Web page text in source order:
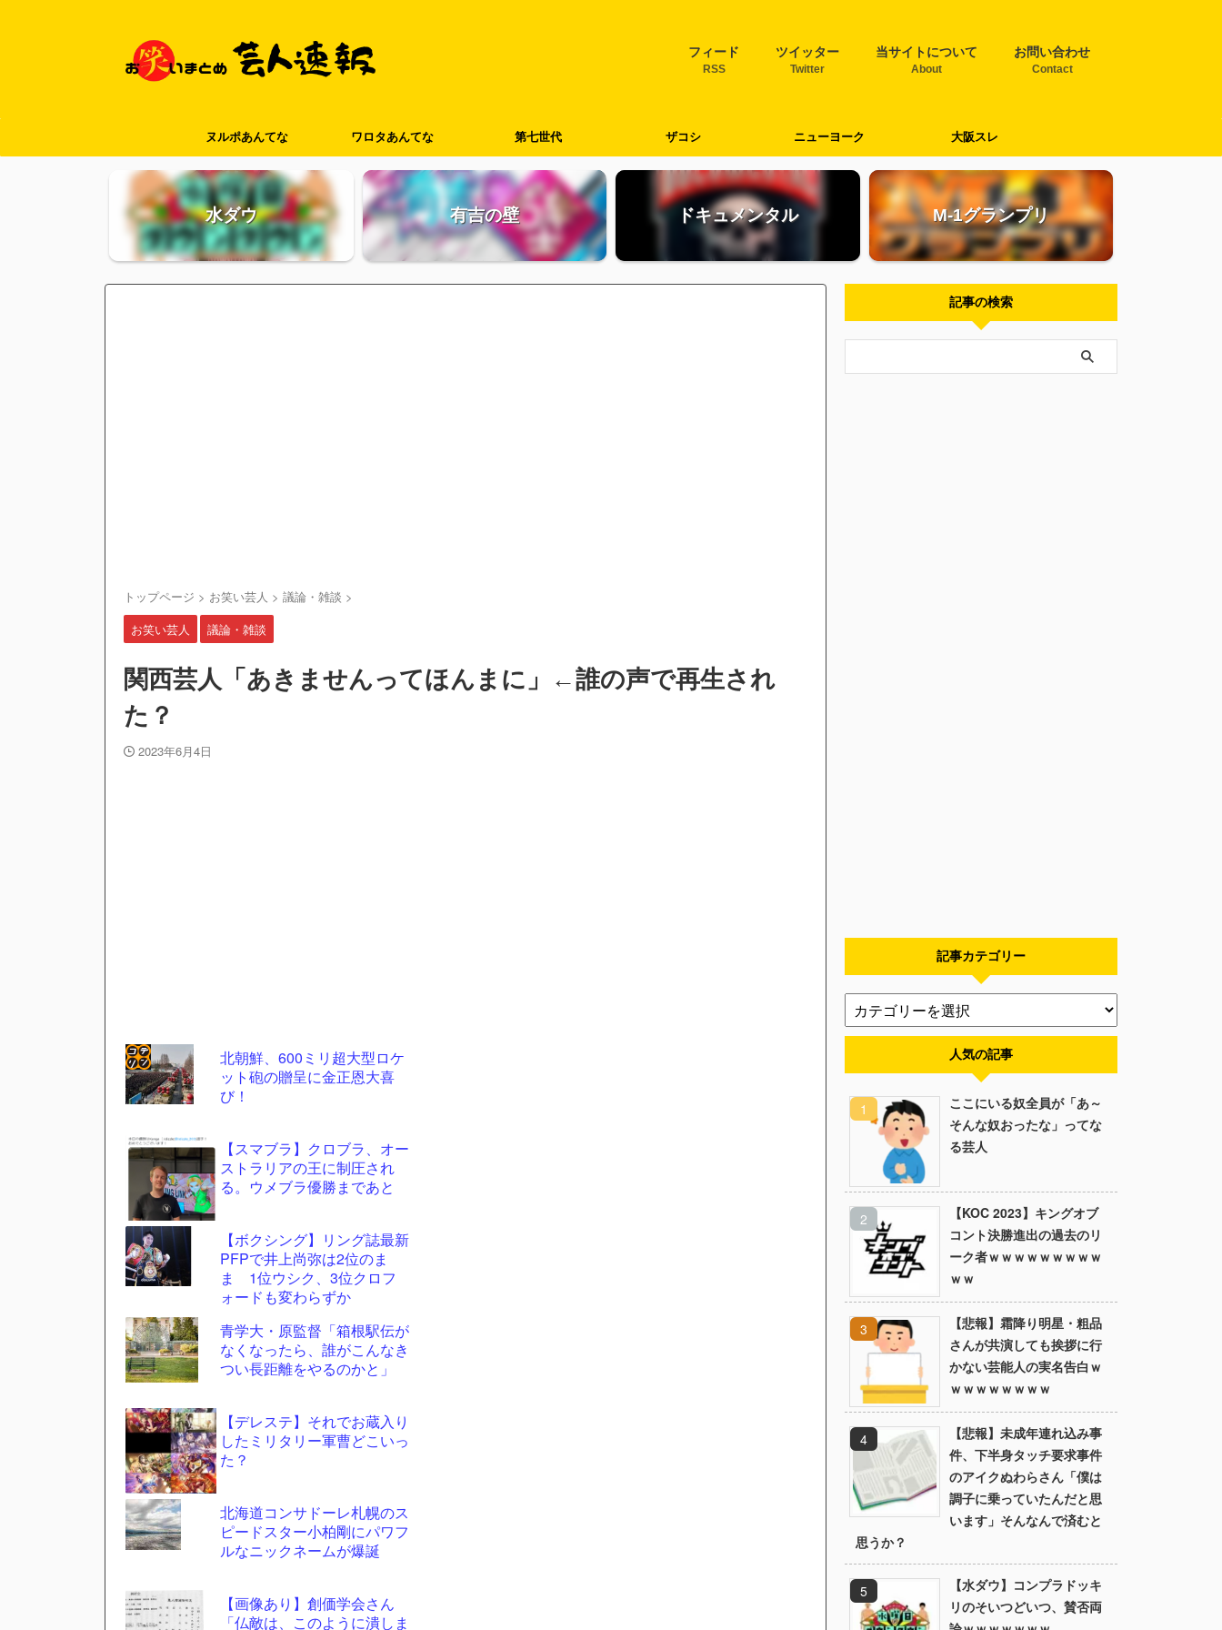
フィード
RSS
ツイッター
Twitter
当サイトについて
About
お問い合わせ
Contact
ヌルポあんてな ワロタあんてな 第七世代 ザコシ ニューヨーク 大阪スレ
水ダウ 有吉の壁 ドキュメンタル M-1グランプリ
トップページ > お笑い芸人 > 議論・雑談 >
お笑い芸人
議論・雑談
関西芸人「あきませんってほんまに」←誰の声で再生され
た？
2023年6月4日
北朝鮮、600ミリ超大型ロケ
ット砲の贈呈に金正恩大喜
び！
【スマブラ】クロブラ、オー
ストラリアの王に制圧され
る。ウメブラ優勝まであと
【ボクシング】リング誌最新
PFPで井上尚弥は2位のま
ま 1位ウシク、3位クロフ
ォードも変わらずか
青学大・原監督「箱根駅伝が
なくなったら、誰がこんなき
つい長距離をやるのかと」
【デレステ】それでお蔵入り
したミリタリー軍曹どこいっ
た？
北海道コンサドーレ札幌のス
ピードスター小柏剛にパワフ
ルなニックネームが爆誕
【画像あり】創価学会さん
「仏敵は、このように潰しま
コテ
リン
定リ
自動
更新
ツー
ル
記事の検索
記事カテゴリー
人気の記事
ここにいる奴全員が「あ～
そんな奴おったな」ってな
る芸人
【KOC 2023】キングオブ
コント決勝進出の過去のリ
ーク者ｗｗｗｗｗｗｗｗｗ
ｗｗ
【悲報】霜降り明星・粗品
さんが共演しても挨拶に行
かない芸能人の実名告白ｗ
ｗｗｗｗｗｗｗｗ
【悲報】未成年連れ込み事
件、下半身タッチ要求事件
のアイクぬわらさん「僕は
調子に乗っていたんだと思
います」そんなんで済むと
思うか？
【水ダウ】コンプラドッキ
リのそいつどいつ、賛否両